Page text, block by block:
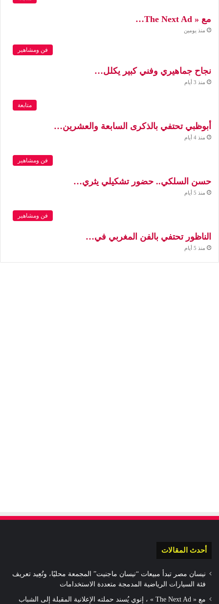
مع « The Next Ad…
منذ يومين
فن ومشاهير
نجاح جماهيري وفني كبير يكلل…
منذ 3 أيام
متابعة
أبوظبي تحتفي بالذكرى السابعة والعشرين…
منذ 4 أيام
فن ومشاهير
حسن السلكي.. حضور تشكيلي يثري…
منذ 5 أيام
فن ومشاهير
الناظور تحتفي بالفن المغربي في…
منذ 5 أيام
أحدث المقالات
نيسان مصر تبدأ مبيعات “نيسان ماجنيت” المجمعة محليًا، وتُعِيد تعريف
فئة السيارات الرياضية المدمجة متعددة الاستخدامات
مع « The Next Ad » ، إنوي يُسند حملته الإعلانية المقبلة إلى الشباب